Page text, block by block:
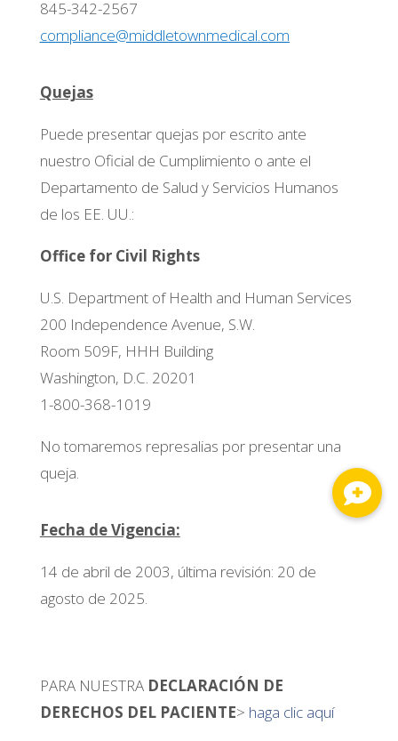
845-342-2567
compliance@middletownmedical.com
Quejas
Puede presentar quejas por escrito ante
nuestro Oficial de Cumplimiento o ante el
Departamento de Salud y Servicios Humanos
de los EE. UU.:
Office for Civil Rights
U.S. Department of Health and Human Services
200 Independence Avenue, S.W.
Room 509F, HHH Building
Washington, D.C. 20201
1-800-368-1019
No tomaremos represalias por presentar una
queja.
Fecha de Vigencia:
14 de abril de 2003, última revisión: 20 de
agosto de 2025.
PARA NUESTRA DECLARACIÓN DE
DERECHOS DEL PACIENTE> haga clic aquí